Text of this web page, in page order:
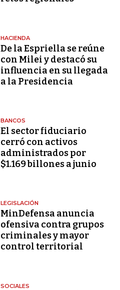
HACIENDA
De la Espriella se reúne
con Milei y destacó su
influencia en su llegada
a la Presidencia
BANCOS
El sector fiduciario
cerró con activos
administrados por
$1.169 billones a junio
LEGISLACIÓN
MinDefensa anuncia
ofensiva contra grupos
criminales y mayor
control territorial
SOCIALES